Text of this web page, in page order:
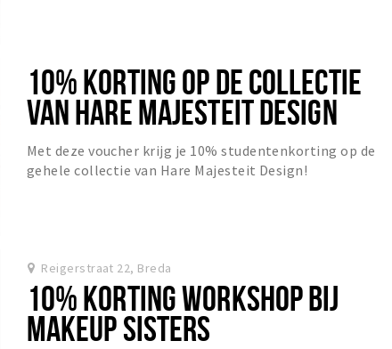
10% KORTING OP DE COLLECTIE
VAN HARE MAJESTEIT DESIGN
Met deze voucher krijg je 10% studentenkorting op de
gehele collectie van Hare Majesteit Design!
Reigerstraat 22, Breda
10% KORTING WORKSHOP BIJ
MAKEUP SISTERS